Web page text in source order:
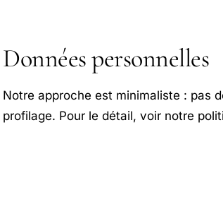
Données personnelles
Notre approche est minimaliste : pas
profilage. Pour le détail, voir notre